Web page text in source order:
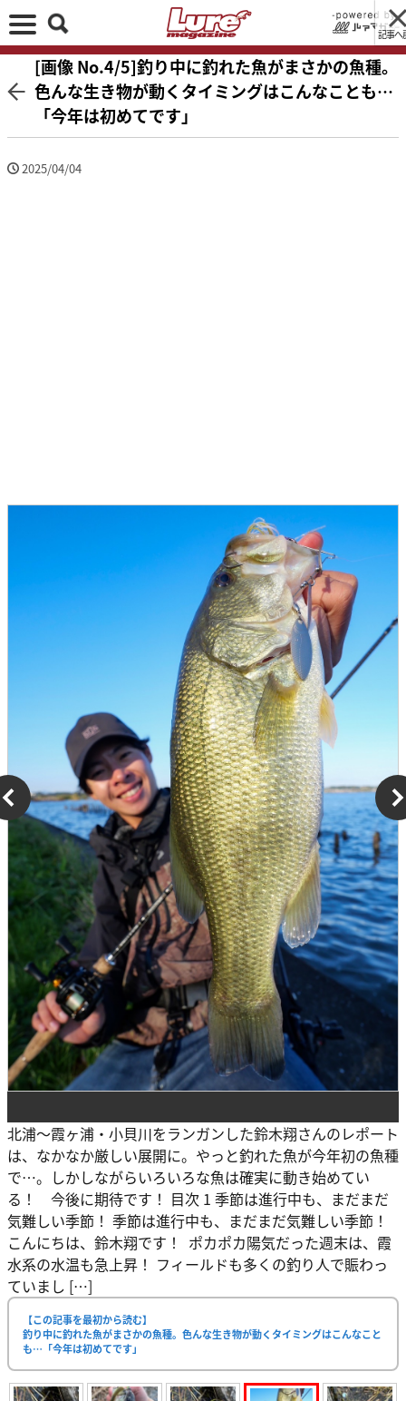
記事へ
[画像 No.4/5]釣り中に釣れた魚がまさかの魚種。
色んな生き物が動くタイミングはこんなことも…
「今年は初めてです」
2025/04/04
北浦〜霞ヶ浦・小貝川をランガンした鈴木翔さんのレポート
は、なかなか厳しい展開に。やっと釣れた魚が今年初の魚種
で…。しかしながらいろいろな魚は確実に動き始めてい
る！ 今後に期待です！ 目次 1 季節は進行中も、まだまだ
気難しい季節！ 季節は進行中も、まだまだ気難しい季節！
こんにちは、鈴木翔です！ ポカポカ陽気だった週末は、霞
水系の水温も急上昇！ フィールドも多くの釣り人で賑わっ
ていまし […]
【この記事を最初から読む】
釣り中に釣れた魚がまさかの魚種。色んな生き物が動くタイミングはこんなこと
も…「今年は初めてです」